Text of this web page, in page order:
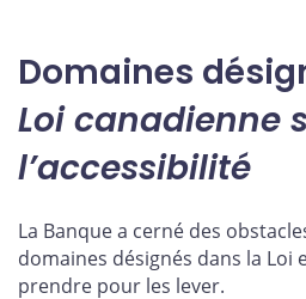
Domaines
Loi canadienne
l’accessibilité
La Banque a cerné des
domaines désignés dans la Loi
prendre pour les lever.